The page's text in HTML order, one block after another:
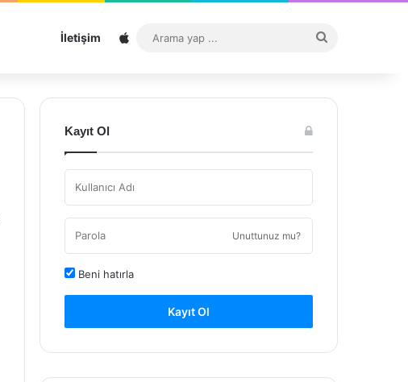
İletişim Sitemap
...
Kayıt Ol
Unuttunuz mu?
Beni hatırla
Kayıt Ol